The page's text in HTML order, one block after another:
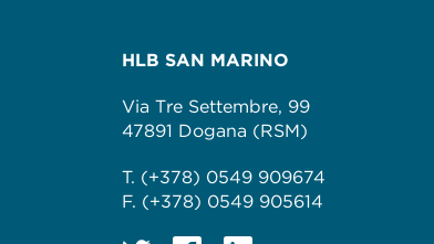
HLB SAN MARINO
Via Tre Settembre, 99
47891 Dogana (RSM)
T. (+378) 0549 909674
F. (+378) 0549 905614